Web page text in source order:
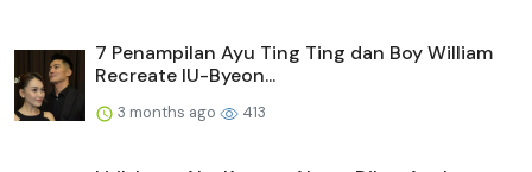
7 Penampilan Ayu Ting Ting dan Boy William
Recreate IU-Byeon...
3 months ago 413